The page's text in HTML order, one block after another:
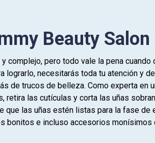
Beauty Salon
complejo, pero todo vale la pena
lograrlo, necesitarás toda tu atención y
de trucos de belleza. Como experta
retira las cutículas y corta las uñas
que las uñas estén listas para la fase
bonitos e incluso accesorios